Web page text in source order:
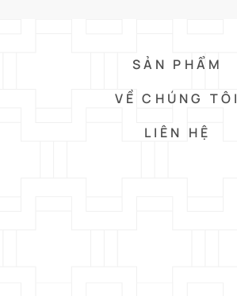
SẢN PHẨM
VỀ CHÚNG TÔI
LIÊN HỆ